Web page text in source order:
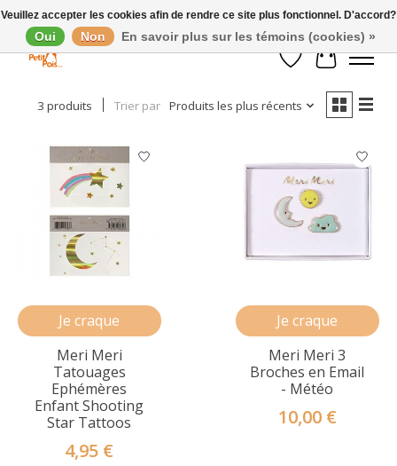
Liste de souhaits
Panier
Afficher les filtres
3 produits Trier par Produits les plus récents
Je craque
Meri Meri
Tatouages
Ephémères
Enfant Shooting
Star Tattoos
4,95 €
Je craque
Meri Meri 3
Broches en Email
- Météo
10,00 €
Veuillez accepter les cookies afin de rendre ce site plus fonctionnel. D'accord?
Oui Non En savoir plus sur les témoins (cookies) »